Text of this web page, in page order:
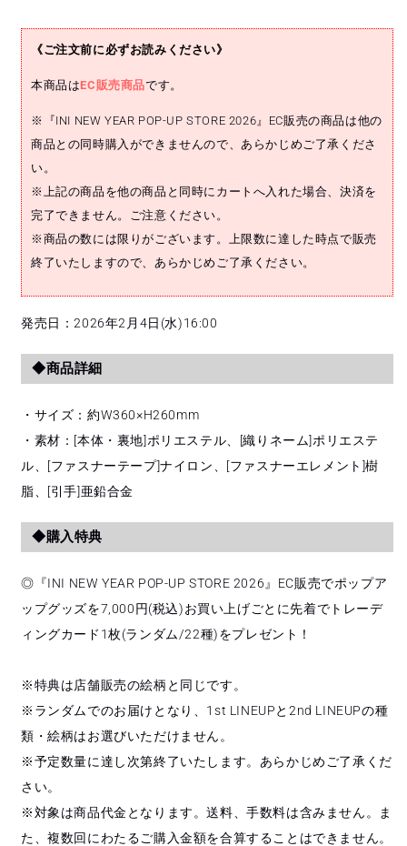
を
減
す
を
増
す
《ご注文前に必ずお読みください》
本商品はEC販売商品です。
※『INI NEW YEAR POP-UP STORE 2026』EC販売の商品は他の
商品との同時購入ができませんので、あらかじめご了承くださ
い。
※上記の商品を他の商品と同時にカートへ入れた場合、決済を
完了できません。ご注意ください。
※商品の数には限りがございます。上限数に達した時点で販売
終了いたしますので、あらかじめご了承ください。
発売日：2026年2月4日(水)16:00
◆商品詳細
・サイズ：約W360×H260mm
・素材：[本体・裏地]ポリエステル、[織りネーム]ポリエステ
ル、[ファスナーテープ]ナイロン、[ファスナーエレメント]樹
脂、[引⼿]亜鉛合⾦
◆購入特典
◎『INI NEW YEAR POP-UP STORE 2026』EC販売でポップア
ップグッズを7,000円(税込)お買い上げごとに先着でトレーデ
ィングカード1枚(ランダム/22種)をプレゼント！
※特典は店舗販売の絵柄と同じです。
※ランダムでのお届けとなり、1st LINEUPと2nd LINEUPの種
類・絵柄はお選びいただけません。
※予定数量に達し次第終了いたします。あらかじめご了承くだ
さい。
※対象は商品代金となります。送料、手数料は含みません。ま
た、複数回にわたるご購入金額を合算することはできません。